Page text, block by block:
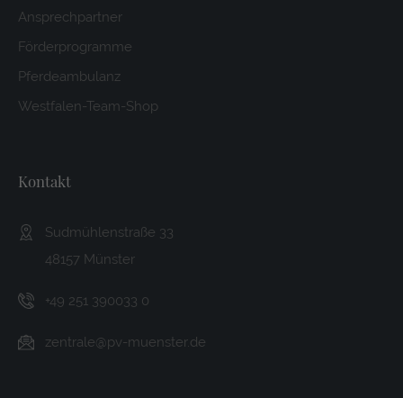
Ansprechpartner
Förderprogramme
Pferdeambulanz
Westfalen-Team-Shop
Kontakt
Sudmühlenstraße 33
48157 Münster
+49 251 390033 0
zentrale@pv-muenster.de